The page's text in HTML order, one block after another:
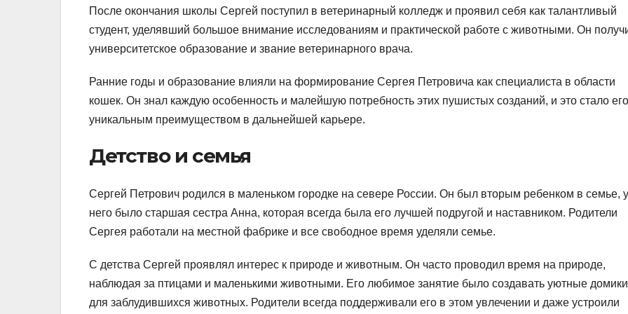
После окончания школы Сергей поступил в ветеринарный колледж и проявил себя как талантливый
студент, уделявший большое внимание исследованиям и практической работе с животными. Он
университетское образование и звание ветеринарного врача.
Ранние годы и образование влияли на формирование Сергея Петровича как специалиста в области
кошек. Он знал каждую особенность и малейшую потребность этих пушистых созданий, и это стало его
уникальным преимуществом в дальнейшей карьере.
Детство и семья
Сергей Петрович родился в маленьком городке на севере России. Он был вторым ребенком в семье, у
него было старшая сестра Анна, которая всегда была его лучшей подругой и наставником. Родители
Сергея работали на местной фабрике и все свободное время уделяли семье.
С детства Сергей проявлял интерес к природе и животным. Он часто проводил время на природе,
наблюдая за птицами и маленькими животными. Его любимое занятие было создавать уютные домики
для заблудившихся животных. Родители всегда поддерживали его в этом увлечении и даже устроили